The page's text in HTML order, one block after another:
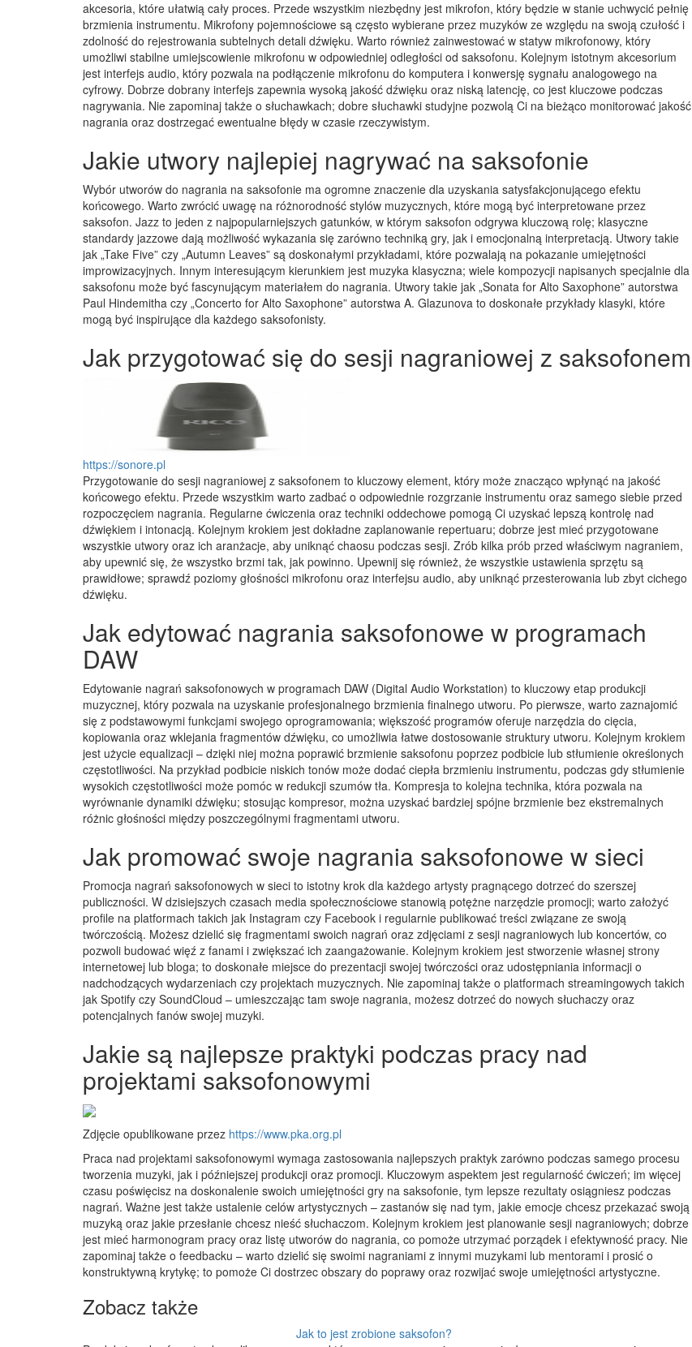
akcesoria, które ułatwią cały proces. Przede wszystkim niezbędny jest mikrofon, który będzie w stanie uchwycić pełnię
brzmienia instrumentu. Mikrofony pojemnościowe są często wybierane przez muzyków ze względu na swoją czułość i
zdolność do rejestrowania subtelnych detali dźwięku. Warto również zainwestować w statyw mikrofonowy, który
umożliwi stabilne umiejscowienie mikrofonu w odpowiedniej odległości od saksofonu. Kolejnym istotnym akcesorium
jest interfejs audio, który pozwala na podłączenie mikrofonu do komputera i konwersję sygnału analogowego na
cyfrowy. Dobrze dobrany interfejs zapewnia wysoką jakość dźwięku oraz niską latencję, co jest kluczowe podczas
nagrywania. Nie zapominaj także o słuchawkach; dobre słuchawki studyjne pozwolą Ci na bieżąco monitorować jakość
nagrania oraz dostrzegać ewentualne błędy w czasie rzeczywistym.
Jakie utwory najlepiej nagrywać na saksofonie
Wybór utworów do nagrania na saksofonie ma ogromne znaczenie dla uzyskania satysfakcjonującego efektu
końcowego. Warto zwrócić uwagę na różnorodność stylów muzycznych, które mogą być interpretowane przez
saksofon. Jazz to jeden z najpopularniejszych gatunków, w którym saksofon odgrywa kluczową rolę; klasyczne
standardy jazzowe dają możliwość wykazania się zarówno techniką gry, jak i emocjonalną interpretacją. Utwory takie
jak „Take Five” czy „Autumn Leaves” są doskonałymi przykładami, które pozwalają na pokazanie umiejętności
improwizacyjnych. Innym interesującym kierunkiem jest muzyka klasyczna; wiele kompozycji napisanych specjalnie dla
saksofonu może być fascynującym materiałem do nagrania. Utwory takie jak „Sonata for Alto Saxophone” autorstwa
Paul Hindemitha czy „Concerto for Alto Saxophone” autorstwa A. Glazunova to doskonałe przykłady klasyki, które
mogą być inspirujące dla każdego saksofonisty.
Jak przygotować się do sesji nagraniowej z saksofonem
https://sonore.pl
Przygotowanie do sesji nagraniowej z saksofonem to kluczowy element, który może znacząco wpłynąć na jakość
końcowego efektu. Przede wszystkim warto zadbać o odpowiednie rozgrzanie instrumentu oraz samego siebie przed
rozpoczęciem nagrania. Regularne ćwiczenia oraz techniki oddechowe pomogą Ci uzyskać lepszą kontrolę nad
dźwiękiem i intonacją. Kolejnym krokiem jest dokładne zaplanowanie repertuaru; dobrze jest mieć przygotowane
wszystkie utwory oraz ich aranżacje, aby uniknąć chaosu podczas sesji. Zrób kilka prób przed właściwym nagraniem,
aby upewnić się, że wszystko brzmi tak, jak powinno. Upewnij się również, że wszystkie ustawienia sprzętu są
prawidłowe; sprawdź poziomy głośności mikrofonu oraz interfejsu audio, aby uniknąć przesterowania lub zbyt cichego
dźwięku.
Jak edytować nagrania saksofonowe w programach
DAW
Edytowanie nagrań saksofonowych w programach DAW (Digital Audio Workstation) to kluczowy etap produkcji
muzycznej, który pozwala na uzyskanie profesjonalnego brzmienia finalnego utworu. Po pierwsze, warto zaznajomić
się z podstawowymi funkcjami swojego oprogramowania; większość programów oferuje narzędzia do cięcia,
kopiowania oraz wklejania fragmentów dźwięku, co umożliwia łatwe dostosowanie struktury utworu. Kolejnym krokiem
jest użycie equalizacji – dzięki niej można poprawić brzmienie saksofonu poprzez podbicie lub stłumienie określonych
częstotliwości. Na przykład podbicie niskich tonów może dodać ciepła brzmieniu instrumentu, podczas gdy stłumienie
wysokich częstotliwości może pomóc w redukcji szumów tła. Kompresja to kolejna technika, która pozwala na
wyrównanie dynamiki dźwięku; stosując kompresor, można uzyskać bardziej spójne brzmienie bez ekstremalnych
różnic głośności między poszczególnymi fragmentami utworu.
Jak promować swoje nagrania saksofonowe w sieci
Promocja nagrań saksofonowych w sieci to istotny krok dla każdego artysty pragnącego dotrzeć do szerszej
publiczności. W dzisiejszych czasach media społecznościowe stanowią potężne narzędzie promocji; warto założyć
profile na platformach takich jak Instagram czy Facebook i regularnie publikować treści związane ze swoją
twórczością. Możesz dzielić się fragmentami swoich nagrań oraz zdjęciami z sesji nagraniowych lub koncertów, co
pozwoli budować więź z fanami i zwiększać ich zaangażowanie. Kolejnym krokiem jest stworzenie własnej strony
internetowej lub bloga; to doskonałe miejsce do prezentacji swojej twórczości oraz udostępniania informacji o
nadchodzących wydarzeniach czy projektach muzycznych. Nie zapominaj także o platformach streamingowych takich
jak Spotify czy SoundCloud – umieszczając tam swoje nagrania, możesz dotrzeć do nowych słuchaczy oraz
potencjalnych fanów swojej muzyki.
Jakie są najlepsze praktyki podczas pracy nad
projektami saksofonowymi
Zdjęcie opublikowane przez https://www.pka.org.pl
Praca nad projektami saksofonowymi wymaga zastosowania najlepszych praktyk zarówno podczas samego procesu
tworzenia muzyki, jak i późniejszej produkcji oraz promocji. Kluczowym aspektem jest regularność ćwiczeń; im więcej
czasu poświęcisz na doskonalenie swoich umiejętności gry na saksofonie, tym lepsze rezultaty osiągniesz podczas
nagrań. Ważne jest także ustalenie celów artystycznych – zastanów się nad tym, jakie emocje chcesz przekazać swoją
muzyką oraz jakie przesłanie chcesz nieść słuchaczom. Kolejnym krokiem jest planowanie sesji nagraniowych; dobrze
jest mieć harmonogram pracy oraz listę utworów do nagrania, co pomoże utrzymać porządek i efektywność pracy. Nie
zapominaj także o feedbacku – warto dzielić się swoimi nagraniami z innymi muzykami lub mentorami i prosić o
konstruktywną krytykę; to pomoże Ci dostrzec obszary do poprawy oraz rozwijać swoje umiejętności artystyczne.
Zobacz także
Jak to jest zrobione saksofon?